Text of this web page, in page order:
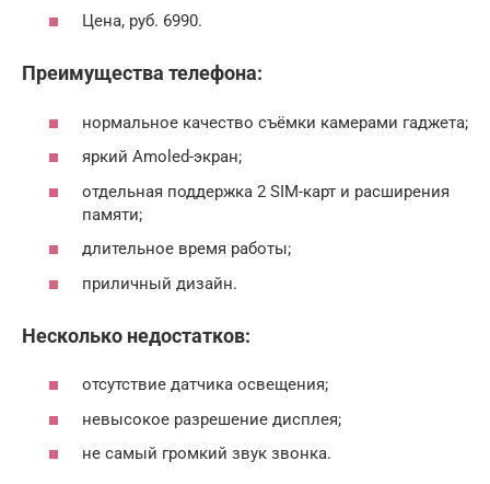
Цена, руб. 6990.
Преимущества телефона:
нормальное качество съёмки камерами гаджета;
яркий Amoled-экран;
отдельная поддержка 2 SIM-карт и расширения
памяти;
длительное время работы;
приличный дизайн.
Несколько недостатков:
отсутствие датчика освещения;
невысокое разрешение дисплея;
не самый громкий звук звонка.